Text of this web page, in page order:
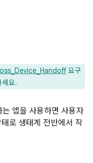
요구
세요.
앱을 사용하면 사용자
로 생태계 전반에서 작